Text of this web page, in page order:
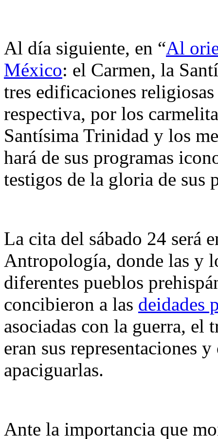
Al día siguiente, en “Al
México: el Carmen, la
tres edificaciones
respectiva, por los
Santísima Trinidad y los
hará de sus programas
testigos de la gloria de sus
La cita del sábado 24 será
Antropología, donde las y
diferentes pueblos
concibieron a las deidades
asociadas con la guerra, el
eran sus representaciones
apaciguarlas.
Ante la importancia que